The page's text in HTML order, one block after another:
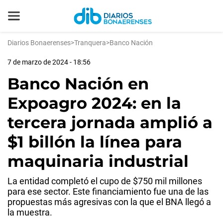
Diarios Bonaerenses>Tranquera>Banco Nación
7 de marzo de 2024 - 18:56
Banco Nación en
Expoagro 2024: en la
tercera jornada amplió a
$1 billón la línea para
maquinaria industrial
La entidad completó el cupo de $750 mil millones
para ese sector. Este financiamiento fue una de las
propuestas más agresivas con la que el BNA llegó a
la muestra.